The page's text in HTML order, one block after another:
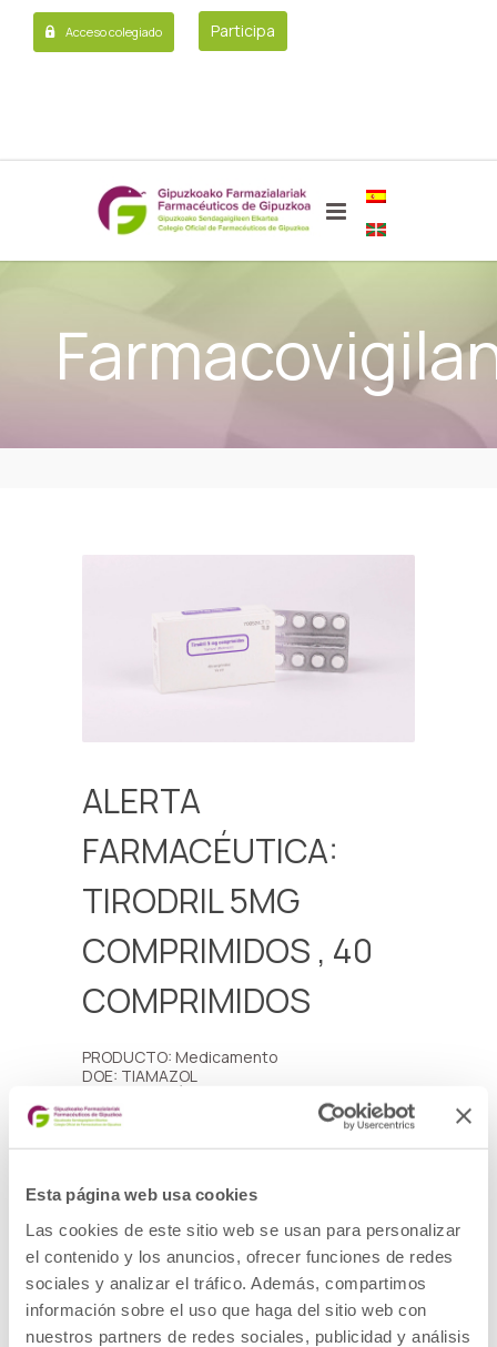
Esta página web usa cookies
Las cookies de este sitio web se usan para personalizar
el contenido y los anuncios, ofrecer funciones de redes
sociales y analizar el tráfico. Además, compartimos
información sobre el uso que haga del sitio web con
nuestros partners de redes sociales, publicidad y análisis
Acceso colegiado Participa
ALERTA
FARMACÉUTICA:
TIRODRIL 5MG
COMPRIMIDOS , 40
COMPRIMIDOS
PRODUCTO: Medicamento
DOE: TIAMAZOL
, 40 comprimidos
CÓDIGO NACIONAL: 700524
LOTE: 0176X011
DESCRIPCIÓN DEL DEFECTO: Resultado fuera
de especificaciones en el ensayo de control
microbiológico.
MEDIDAS CAUTELARES ADOPTADAS:
Retirada del mercado de todas las unidades
distribuidas de los lotes afectados y
devolución al laboratorio por los cauces
habituales.